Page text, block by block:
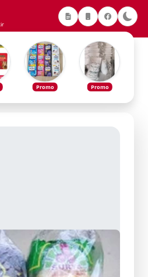
Promo Promo